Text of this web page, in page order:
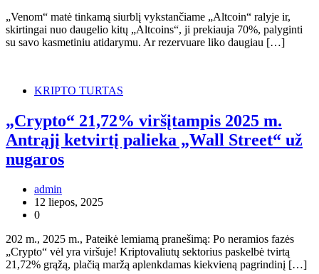
„Venom“ matė tinkamą siurblį vykstančiame „Altcoin“ ralyje ir,
skirtingai nuo daugelio kitų „Altcoins“, ji prekiauja 70%, palyginti
su savo kasmetiniu atidarymu. Ar rezervuare liko daugiau […]
KRIPTO TURTAS
„Crypto“ 21,72% viršįtampis 2025 m.
Antrąjį ketvirtį palieka „Wall Street“ už
nugaros
admin
12 liepos, 2025
0
202 m., 2025 m., Pateikė lemiamą pranešimą: Po neramios fazės
„Crypto“ vėl yra viršuje! Kriptovaliutų sektorius paskelbė tvirtą
21,72% grąžą, plačią maržą aplenkdamas kiekvieną pagrindinį […]